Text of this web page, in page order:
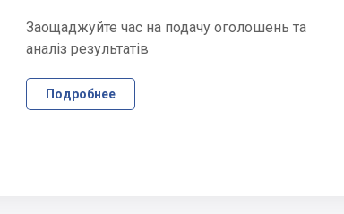
Заощаджуйте час на подачу оголошень та
аналіз результатів
Подробнее